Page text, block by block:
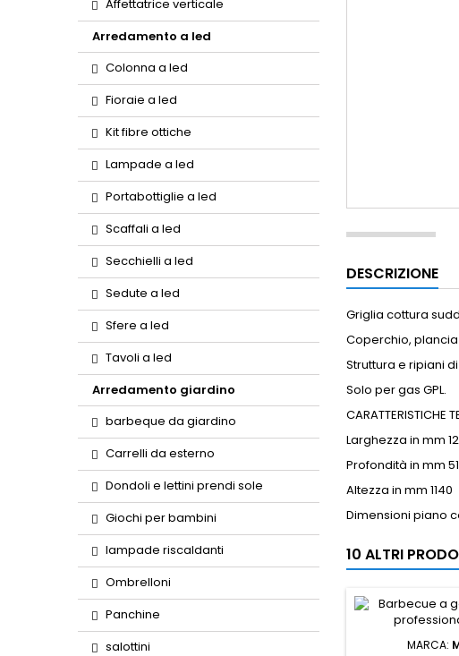
Affettatrice verticale
Arredamento a led
Colonna a led
Fioraie a led
Kit fibre ottiche
Lampade a led
Portabottiglie a led
Scaffali a led
Secchielli a led
Sedute a led
Sfere a led
Tavoli a led
Arredamento giardino
barbeque da giardino
Carrelli da esterno
Dondoli e lettini prendi sole
Giochi per bambini
lampade riscaldanti
Ombrelloni
Panchine
salottini
DESCRIZIONE
Griglia cottura
Coperchio,
Struttura e ripiani
Solo per gas GPL.
CARATTERISTICHE
Larghezza in mm
Profondità in mm
Altezza in mm 1140
Dimensioni piano
10 ALTRI
MARCA: